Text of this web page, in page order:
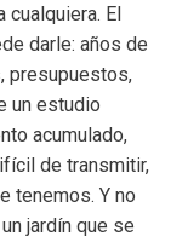
El
darle: años de
presupuestos,
un estudio
acumulado,
de transmitir,
tenemos. Y no
jardín que se